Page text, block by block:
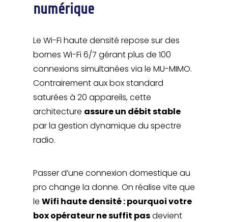
numérique
Le Wi-Fi haute densité repose sur des
bornes Wi-Fi 6/7 gérant plus de 100
connexions simultanées via le MU-MIMO.
Contrairement aux box standard
saturées à 20 appareils, cette
architecture assure un débit stable
par la gestion dynamique du spectre
radio.
Passer d’une connexion domestique au
pro change la donne. On réalise vite que
le Wifi haute densité : pourquoi votre
box opérateur ne suffit pasdevient